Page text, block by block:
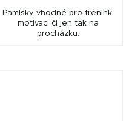
Pamlsky vhodné pro trénink,
motivaci či jen tak na
procházku.